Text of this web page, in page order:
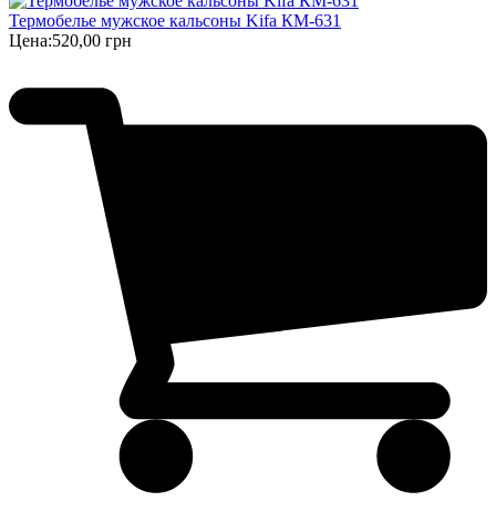
Термобелье мужское кальсоны Kifa КМ-631
Цена:520,00 грн